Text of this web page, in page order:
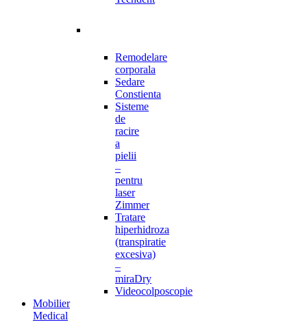
Remodelare
corporala
Sedare
Constienta
Sisteme
de
racire
a
pielii
–
pentru
laser
Zimmer
Tratare
hiperhidroza
(transpiratie
excesiva)
–
miraDry
Videocolposcopie
Mobilier
Medical